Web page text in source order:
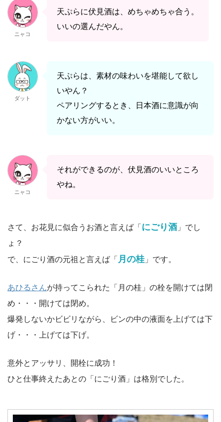
ニャコ
天ぷらに伏見酒は、めちゃめちゃ合う。
いいの選んだやん。
ダット
天ぷらは、素材の味わいを堪能して欲し
いやん？
ペアリングするとき、日本酒に意識が向
かない方がいい。
ニャコ
それができるのが、伏見酒のいいところ
やね。
さて、お花見に似合うお酒と言えば「 にごり酒 」でし
ょ？
で、にごり酒の元祖と言えば「 月の桂 」です。
あひるさんが持ってこられた「月の桂」の栓を開けては閉
め・・・開けては閉め。
爆発しないかビビリながら、ビンの中の液面を上げては下
げ・・・上げては下げ。
意外とアッサリ、開栓に成功！
ひと仕事終えたあとの「にごり酒」は格別でした。